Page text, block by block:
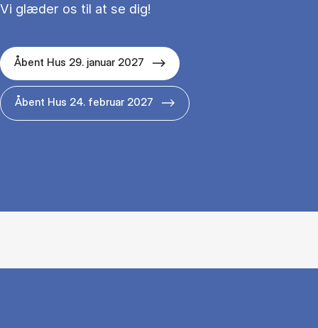
Vi glæder os til at se dig!
Åbent Hus 29. januar 2027
Åbent Hus 24. februar 2027